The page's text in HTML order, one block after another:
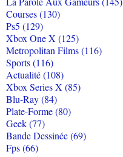
Courses (130)
Ps5 (129)
Xbox One X (125)
Metropolitan Films (116)
Sports (116)
Actualité (108)
Xbox Series X (85)
Blu-Ray (84)
Plate-Forme (80)
Geek (77)
Bande Dessinée (69)
Fps (66)